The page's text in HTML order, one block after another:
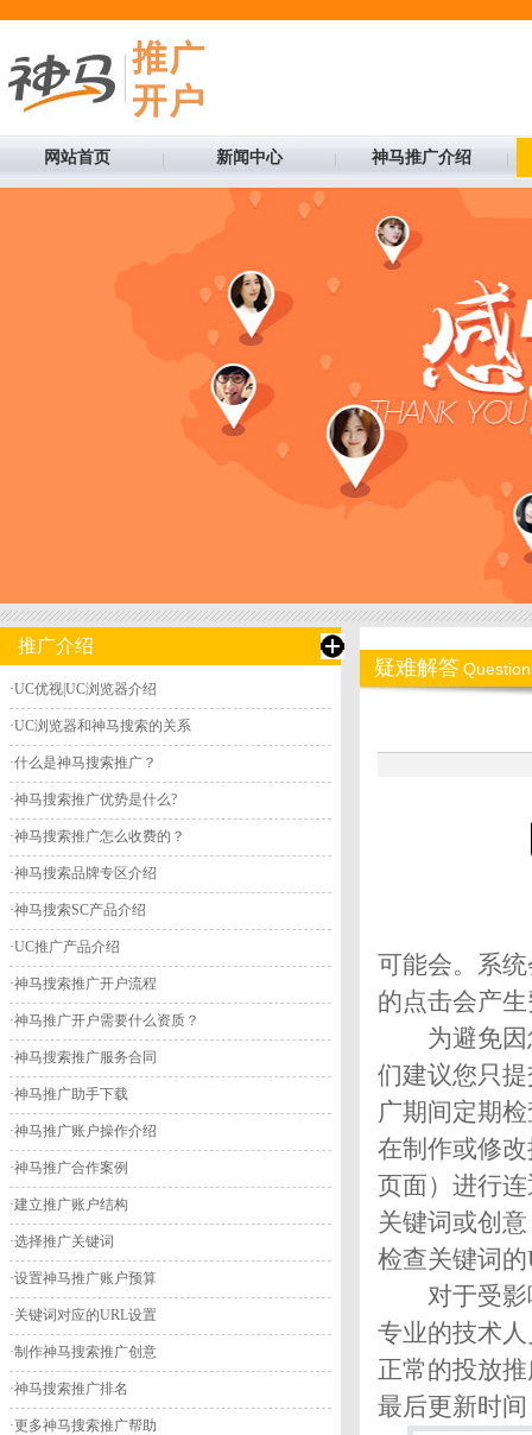
网站首页 新闻中心 神马推广介绍
推广介绍
·UC优视|UC浏览器介绍
·UC浏览器和神马搜索的关系
·什么是神马搜索推广？
·神马搜索推广优势是什么?
·神马搜索推广怎么收费的？
·神马搜索品牌专区介绍
·神马搜索SC产品介绍
·UC推广产品介绍
·神马搜索推广开户流程
·神马推广开户需要什么资质？
·神马搜索推广服务合同
·神马推广助手下载
·神马推广账户操作介绍
·神马推广合作案例
·建立推广账户结构
·选择推广关键词
·设置神马推广账户预算
·关键词对应的URL设置
·制作神马搜索推广创意
·神马搜索推广排名
·更多神马搜索推广帮助
疑难解答
可能会。系
的点击会产
为避免因您
们建议您只
广期间定期
在制作或修
页面）进行
关键词或创
检查关键词
对于受影响
专业的技术
正常的投放
最后更新时